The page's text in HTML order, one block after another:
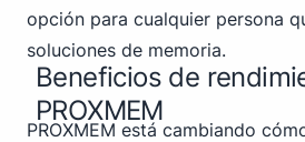
opción para cualquier persona
soluciones de memoria.
Beneficios de
PROXMEM
PROXMEM está cambiando